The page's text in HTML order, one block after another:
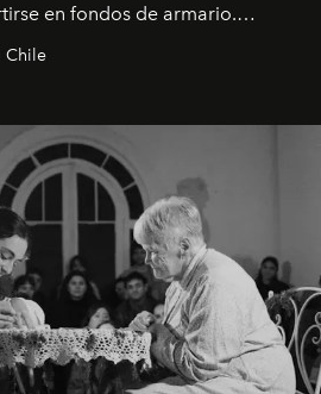
en fondos de armario.
el 6 de agosto.
Chile